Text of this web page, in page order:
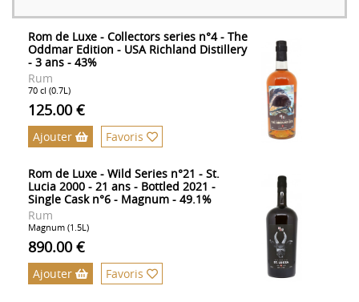
Rom de Luxe - Collectors series n°4 - The
Oddmar Edition - USA Richland Distillery
- 3 ans - 43%
Rum
70 cl (0.7L)
125.00 €
Ajouter Favoris
Rom de Luxe - Wild Series n°21 - St.
Lucia 2000 - 21 ans - Bottled 2021 -
Single Cask n°6 - Magnum - 49.1%
Rum
Magnum (1.5L)
890.00 €
Ajouter Favoris